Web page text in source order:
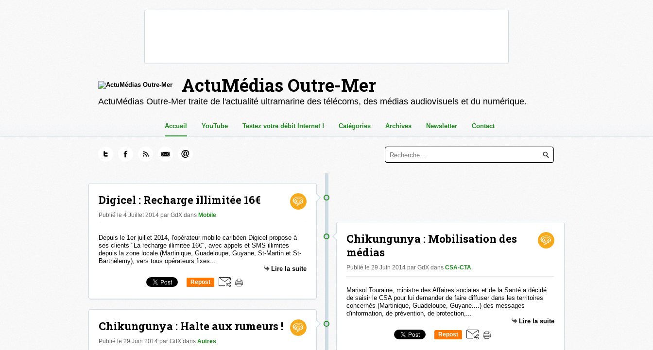
ActuMédias Outre-Mer
ActuMédias Outre-Mer traite de l'actualité ultramarine des télécoms, des médias audiovisuels et du numérique.
Accueil YouTube Testez votre débit Internet ! Catégories Archives Newsletter Contact
Digicel : Recharge illimitée 16€
Publié le 4 Juillet 2014 par GdX dans Mobile
Depuis le 1er juillet 2014, l'opérateur mobile caribéen Digicel propose à
ses clients "La recharge illimitée 16€", avec appels et SMS illimités
depuis la zone locale (Martinique, Guadeloupe, Guyane, St-Martin et St-
Barthélemy), vers tous opérateurs fixes...
Lire la suite
Repost
Chikungunya : Halte aux rumeurs !
Publié le 29 Juin 2014 par GdX dans Autres
Chikungunya : Mobilisation des
médias
Publié le 29 Juin 2014 par GdX dans CSA-CTA
Marisol Touraine, ministre des Affaires sociales et de la Santé a décidé
de saisir le CSA pour lui demander de faire diffuser dans les territoires
concernés (Martinique, Guadeloupe, Guyane....) des messages
d'information, de prévention, de protection,...
Lire la suite
Repost